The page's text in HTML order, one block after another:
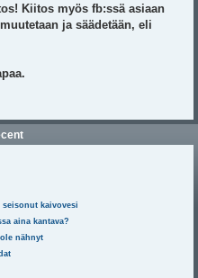
Kiitos myös fb:ssä asiaan
ja säädetään, eli
seisonut kaivovesi
aina kantava?
nähnyt